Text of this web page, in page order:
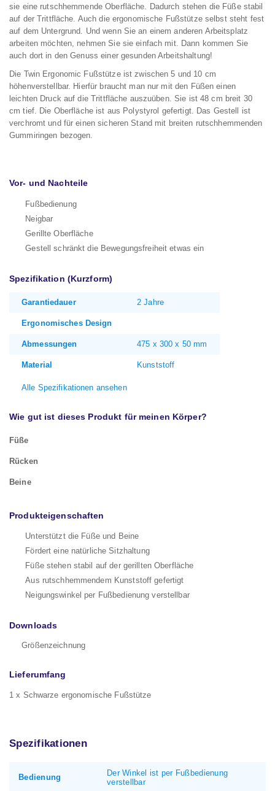
sie eine rutschhemmende Oberfläche. Dadurch stehen die Füße stabil
auf der Trittfläche. Auch die ergonomische Fußstütze selbst steht fest
auf dem Untergrund. Und wenn Sie an einem anderen Arbeitsplatz
arbeiten möchten, nehmen Sie sie einfach mit. Dann kommen Sie
auch dort in den Genuss einer gesunden Arbeitshaltung!
Die Twin Ergonomic Fußstütze ist zwischen 5 und 10 cm
höhenverstellbar. Hierfür braucht man nur mit den Füßen einen
leichten Druck auf die Trittfläche auszuüben. Sie ist 48 cm breit 30
cm tief. Die Oberfläche ist aus Polystyrol gefertigt. Das Gestell ist
verchromt und für einen sicheren Stand mit breiten rutschhemmenden
Gummiringen bezogen.
Vor- und Nachteile
Fußbedienung
Neigbar
Gerillte Oberfläche
Gestell schränkt die Bewegungsfreiheit etwas ein
Spezifikation (Kurzform)
Garantiedauer 2 Jahre
Ergonomisches Design
Abmessungen 475 x 300 x 50 mm
Material Kunststoff
Alle Spezifikationen ansehen
Wie gut ist dieses Produkt für meinen Körper?
Füße
Rücken
Beine
Produkteigenschaften
Unterstützt die Füße und Beine
Fördert eine natürliche Sitzhaltung
Füße stehen stabil auf der gerillten Oberfläche
Aus rutschhemmendem Kunststoff gefertigt
Neigungswinkel per Fußbedienung verstellbar
Downloads
Größenzeichnung
Lieferumfang
1 x Schwarze ergonomische Fußstütze
Spezifikationen
Bedienung
Der Winkel ist per Fußbedienung
verstellbar